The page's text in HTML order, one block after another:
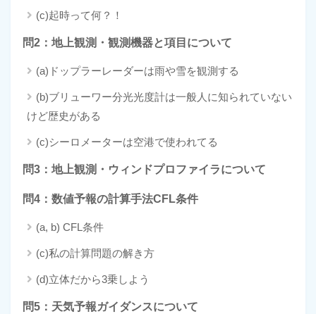
(c)起時って何？！
問2：地上観測・観測機器と項目について
(a)ドップラーレーダーは雨や雪を観測する
(b)ブリューワー分光光度計は一般人に知られていない
けど歴史がある
(c)シーロメーターは空港で使われてる
問3：地上観測・ウィンドプロファイラについて
問4：数値予報の計算手法CFL条件
(a, b) CFL条件
(c)私の計算問題の解き方
(d)立体だから3乗しよう
問5：天気予報ガイダンスについて